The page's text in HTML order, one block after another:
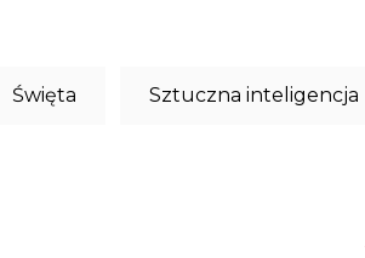
Święta Sztuczna inteligencja